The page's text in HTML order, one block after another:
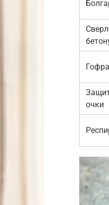
Гофра
очки